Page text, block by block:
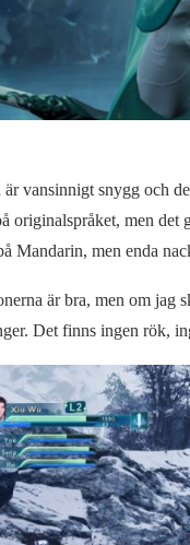
vansinnigt snygg och
originalspråket, men det
Mandarin, men enda
är bra, men om jag
Det finns ingen rök,